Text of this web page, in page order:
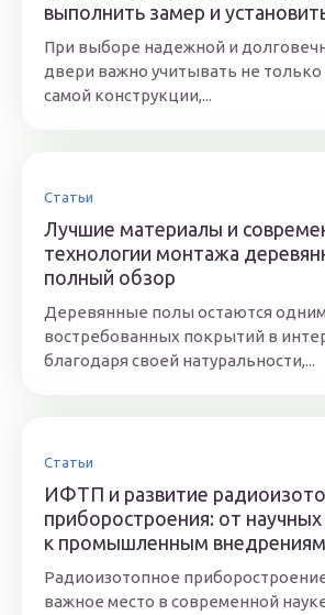
выполнить замер и
При выборе надежной и
двери важно учитывать не только
самой конструкции,...
Статьи
Лучшие материалы и
технологии монтажа
полный обзор
Деревянные полы остаются
востребованных покрытий в
благодаря своей натуральности,...
Статьи
ИФТП и развитие
приборостроения: от
к промышленным внедрениям
Радиоизотопное
важное место в современной